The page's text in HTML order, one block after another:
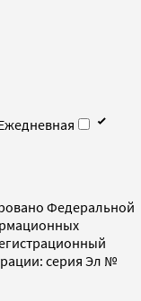
Федеральной
серия Эл №